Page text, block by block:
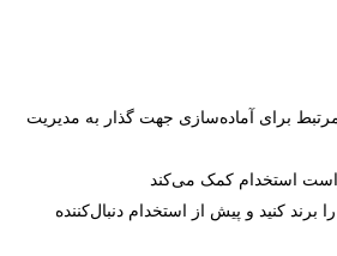
برای آماده‌سازی جهت گذار به مدیریت
استخدام کمک می‌کند
برند کنید و پیش از استخدام دنبال‌کننده